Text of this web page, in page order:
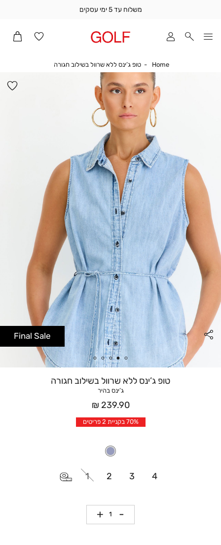
משלוח עד 5 ימי עסקים
Home
Homeטופ ג’ינס ללא שרוול בשילוב חגורה
טופ ג’ינס ללא שרוול בשילוב חגורה
ג’ינס בהיר
מחיר
אחרי
הנחה
239.90 ₪
70% בקניית 2 פריטים
1 2 3 4
כמות
Final Sale